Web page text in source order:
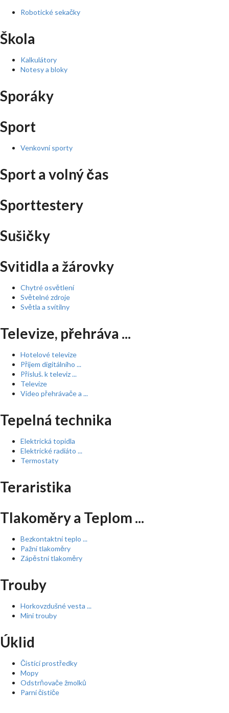
Robotické sekačky
Škola
Kalkulátory
Notesy a bloky
Sporáky
Sport
Venkovní sporty
Sport a volný čas
Sporttestery
Sušičky
Svitidla a žárovky
Chytré osvětlení
Světelné zdroje
Světla a svítilny
Televize, přehráva ...
Hotelové televize
Příjem digitálního ...
Přísluš. k televiz ...
Televize
Video přehrávače a ...
Tepelná technika
Elektrická topidla
Elektrické radiáto ...
Termostaty
Teraristika
Tlakoměry a Teplom ...
Bezkontaktní teplo ...
Pažní tlakoměry
Zápěstní tlakoměry
Trouby
Horkovzdušné vesta ...
Mini trouby
Úklid
Čistící prostředky
Mopy
Odstrňovače žmolků
Parní čističe